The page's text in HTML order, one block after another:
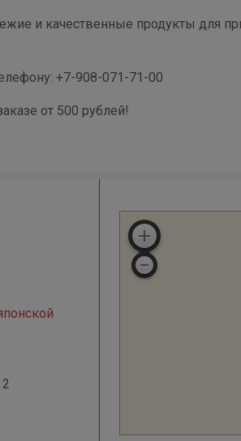
и качественные продукты для
+7-908-071-71-00
от 500 рублей!